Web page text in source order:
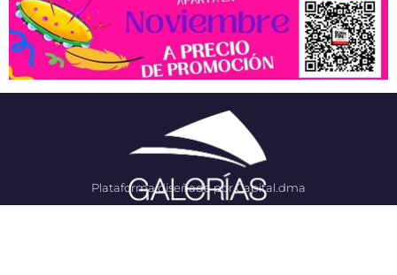
Plataforma diseñada por Capital.dma